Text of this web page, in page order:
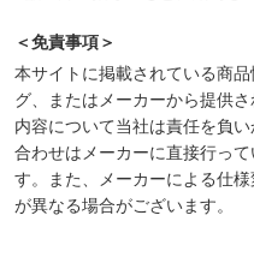
＜免責事項＞
本サイトに掲載されている商
グ、またはメーカーから提供
内容について当社は責任を負
合わせはメーカーに直接行っ
す。また、メーカーによる仕
が異なる場合がございます。